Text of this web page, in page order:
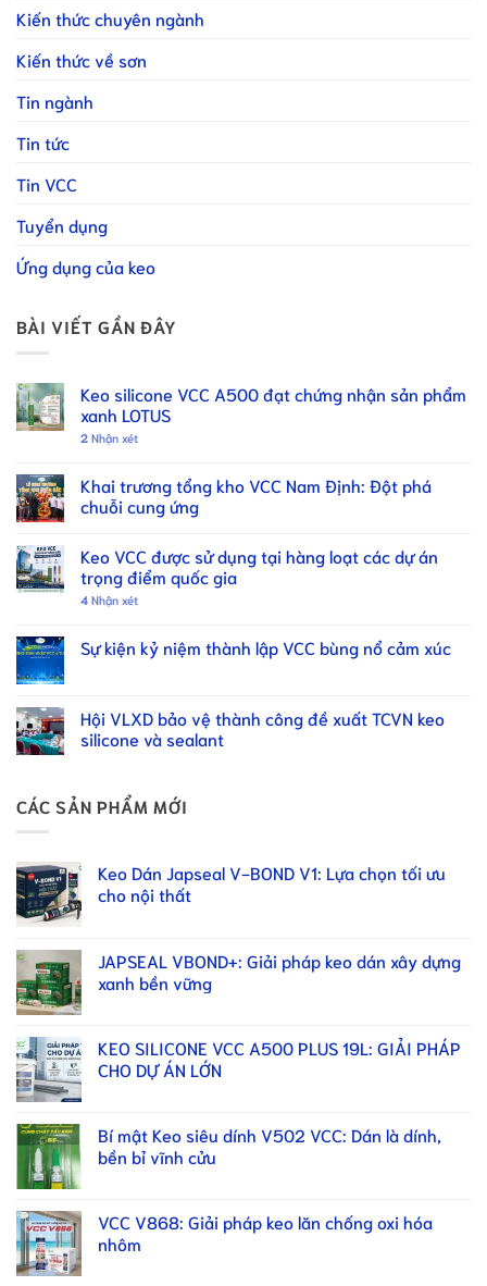
Kiến thức chuyên ngành
Kiến thức về sơn
Tin ngành
Tin tức
Tin VCC
Tuyển dụng
Ứng dụng của keo
BÀI VIẾT GẦN ĐÂY
Keo silicone VCC A500 đạt chứng nhận sản phẩm
xanh LOTUS
2 Nhận xét
Khai trương tổng kho VCC Nam Định: Đột phá
chuỗi cung ứng
Keo VCC được sử dụng tại hàng loạt các dự án
trọng điểm quốc gia
4 Nhận xét
Sự kiện kỷ niệm thành lập VCC bùng nổ cảm xúc
Hội VLXD bảo vệ thành công đề xuất TCVN keo
silicone và sealant
CÁC SẢN PHẨM MỚI
Keo Dán Japseal V-BOND V1: Lựa chọn tối ưu
cho nội thất
JAPSEAL VBOND+: Giải pháp keo dán xây dựng
xanh bền vững
KEO SILICONE VCC A500 PLUS 19L: GIẢI PHÁP
CHO DỰ ÁN LỚN
Bí mật Keo siêu dính V502 VCC: Dán là dính,
bền bỉ vĩnh cửu
VCC V868: Giải pháp keo lăn chống oxi hóa
nhôm